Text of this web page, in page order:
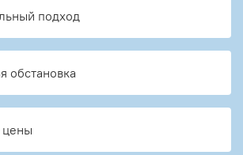
подход
обстановка
цены